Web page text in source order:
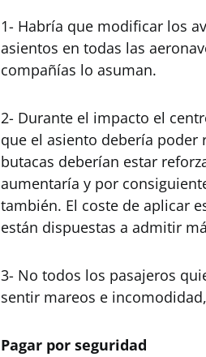
1- Habría que modificar los
asientos en todas las
compañías lo asuman.
2- Durante el impacto el
que el asiento debería poder
butacas deberían estar
aumentaría y por
también. El coste de aplicar
están dispuestas a admitir
3- No todos los pasajeros
sentir mareos e
Pagar por seguridad